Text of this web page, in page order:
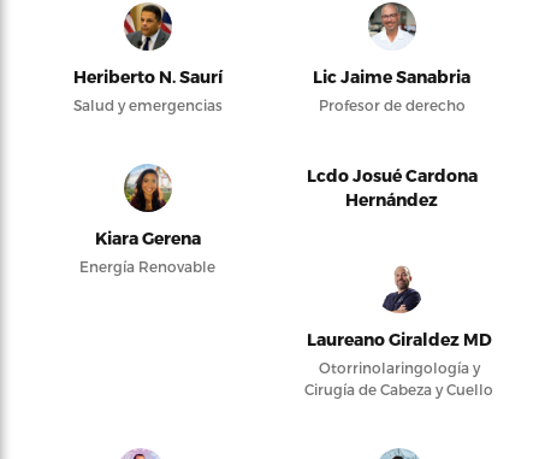
Heriberto N. Saurí
Salud y emergencias
Lic Jaime Sanabria
Profesor de derecho
Kiara Gerena
Energía Renovable
Lcdo Josué Cardona
Hernández
Laureano Giraldez MD
Otorrinolaringología y
Cirugía de Cabeza y Cuello